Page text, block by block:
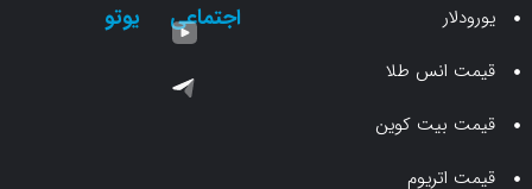
انس طلا
بیت کوین
یوتو